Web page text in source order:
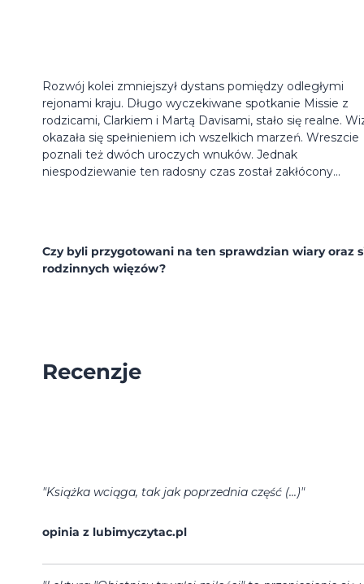
Rozwój kolei zmniejszył dystans pomiędzy odległymi
rejonami kraju. Długo wyczekiwane spotkanie Missie z
rodzicami, Clarkiem i Martą Davisami, stało się realne.
okazała się spełnieniem ich wszelkich marzeń. Wreszcie
poznali też dwóch uroczych wnuków. Jednak
niespodziewanie ten radosny czas został zakłócony...
Czy byli przygotowani na ten sprawdzian wiary oraz
rodzinnych więzów?
Recenzje
"Książka wciąga, tak jak poprzednia część (...)"
opinia z lubimyczytac.pl